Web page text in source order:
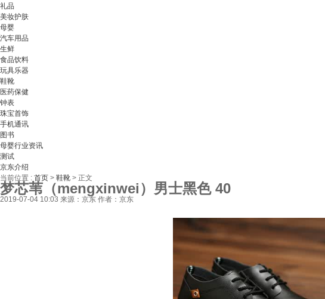
礼品
美妆护肤
母婴
汽车用品
生鲜
食品饮料
玩具乐器
鞋靴
医药保健
钟表
珠宝首饰
手机通讯
图书
母婴行业资讯
测试
京东介绍
当前位置 : 首页 > 鞋靴 > 正文
梦芯苇（mengxinwei）男士黑色 40
2019-07-04 10:03 来源：京东 作者：京东